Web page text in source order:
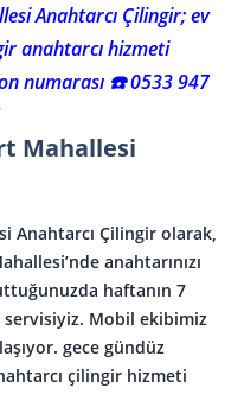
Anahtarcı Çilingir; ev
anahtarcı hizmeti
numarası ☎️ 0533 947
Mahallesi
Anahtarcı Çilingir olarak,
anahtarınızı
haftanın 7
Mobil ekibimiz
gece gündüz
çilingir hizmeti